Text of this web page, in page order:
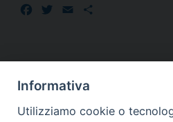
Facebook
TwitterEmail
Informativa
Utilizziamo cookie o